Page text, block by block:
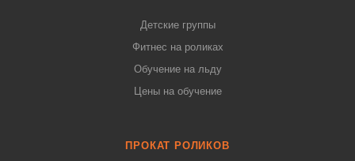
Детские группы
Фитнес на роликах
Обучение на льду
Цены на обучение
ПРОКАТ РОЛИКОВ